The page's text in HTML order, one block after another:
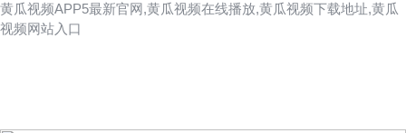
黄瓜视频APP5最新官网,黄瓜视频在线播放,黄瓜视频下载地址,黄瓜
视频网站入口